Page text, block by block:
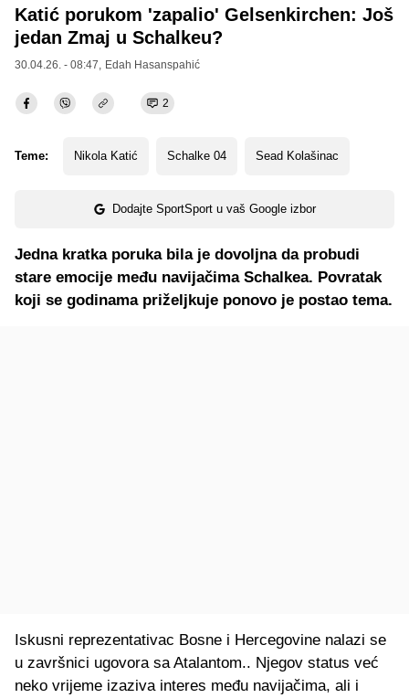
Katić porukom 'zapalio' Gelsenkirchen: Još
jedan Zmaj u Schalkeu?
30.04.26. - 08:47, Edah Hasanspahić
2
Teme: Nikola Katić Schalke 04 Sead Kolašinac
Dodajte SportSport u vaš Google izbor
Jedna kratka poruka bila je dovoljna da probudi
stare emocije među navijačima Schalkea. Povratak
koji se godinama priželjkuje ponovo je postao tema.
Iskusni reprezentativac Bosne i Hercegovine nalazi se
u završnici ugovora sa Atalantom.. Njegov status već
neko vrijeme izaziva interes među navijačima, ali i